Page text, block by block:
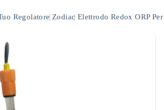
Regolatore Zodiac Elettrodo Redox ORP